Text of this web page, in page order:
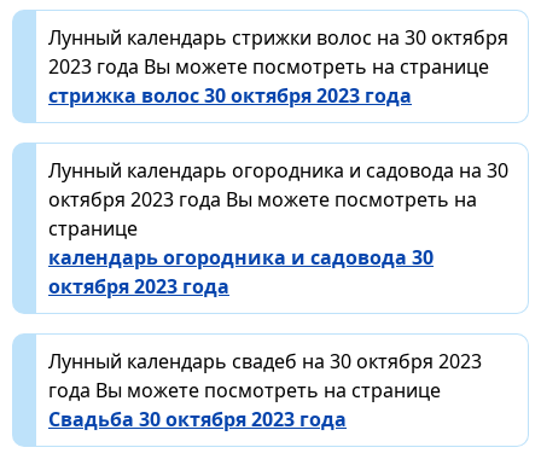
Лунный календарь стрижки волос на 30 октября
2023 года Вы можете посмотреть на странице
стрижка волос 30 октября 2023 года
Лунный календарь огородника и садовода на 30
октября 2023 года Вы можете посмотреть на
странице
календарь огородника и садовода 30
октября 2023 года
Лунный календарь свадеб на 30 октября 2023
года Вы можете посмотреть на странице
Свадьба 30 октября 2023 года